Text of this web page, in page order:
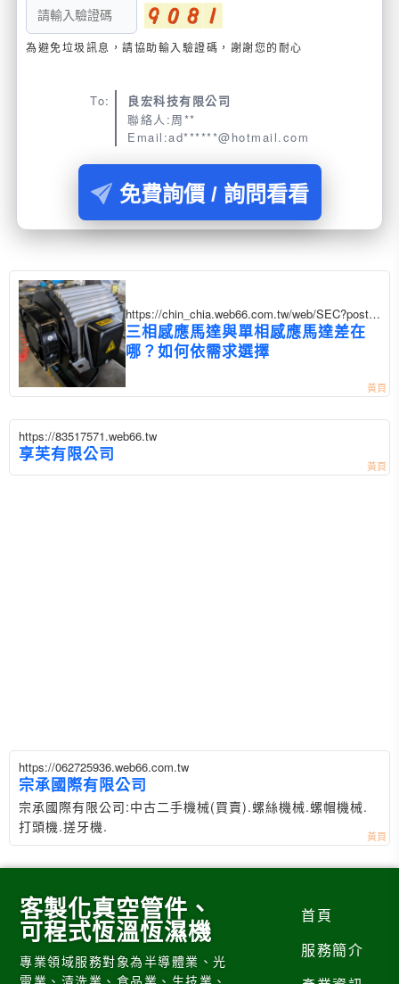
為避免垃圾訊息，請協助輸入驗證碼，謝謝您的耐心
To:
良宏科技有限公司
聯絡人:周**
Email:ad******@hotmail.com
免費詢價 / 詢問看看
https://chin_chia.web66.com.tw/web/SEC?postId
=1357343
三相感應馬達與單相感應馬達差在
哪？如何依需求選擇
https://83517571.web66.tw
享芙有限公司
https://062725936.web66.com.tw
宗承國際有限公司
宗承國際有限公司:中古二手機械(買賣).螺絲機械.螺帽機械.
打頭機.搓牙機.
客製化真空管件、
可程式恆溫恆濕機
專業領域服務對象為半導體業、光
電業、清洗業、食品業、生技業、
首頁
服務簡介